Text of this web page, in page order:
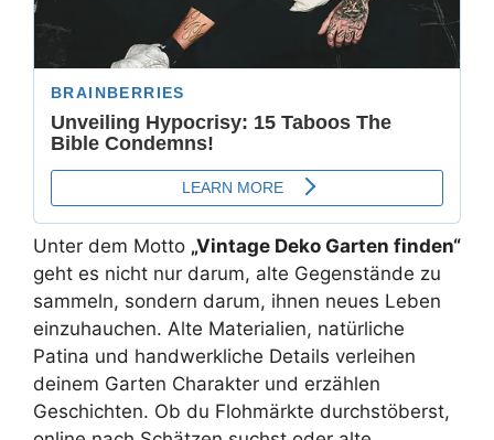
Unter dem Motto „Vintage Deko Garten finden“
geht es nicht nur darum, alte Gegenstände zu
sammeln, sondern darum, ihnen neues Leben
einzuhauchen. Alte Materialien, natürliche
Patina und handwerkliche Details verleihen
deinem Garten Charakter und erzählen
Geschichten. Ob du Flohmärkte durchstöberst,